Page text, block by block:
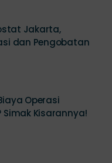
Jakarta,
dan Pengobatan
Operasi
Simak Kisarannya!